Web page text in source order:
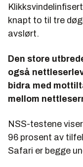
knapt to til tre
avslørt.
Den store
også
bidra med
mellom
NSS-testene
96 prosent av
Safari er begge